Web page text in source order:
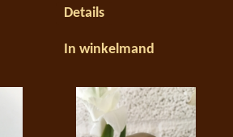
Details
In winkelmand